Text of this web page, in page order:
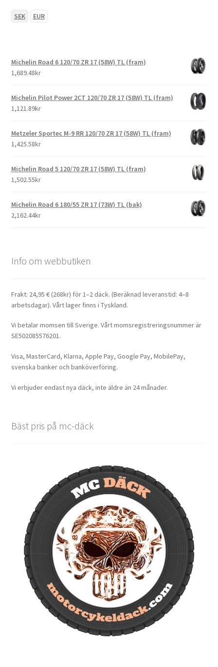
SEK EUR
Michelin Road 6 120/70 ZR 17 (58W) TL (fram)
1,689.48kr
Michelin Pilot Power 2CT 120/70 ZR 17 (58W) TL (fram)
1,121.89kr
Metzeler Sportec M-9 RR 120/70 ZR 17 (58W) TL (fram)
1,425.58kr
Michelin Road 5 120/70 ZR 17 (58W) TL (fram)
1,502.55kr
Michelin Road 6 180/55 ZR 17 (73W) TL (bak)
2,162.44kr
Info om webbutiken
Frakt: 24,95 € (268kr) för 1–2 däck. (Beräknad leveranstid: 4–8
arbetsdagar). Vårt lager finns i Tyskland.
Vi betalar momsen till Sverige. Vårt momsregistreringsnummer är
SE502085576201.
Visa, MasterCard, Klarna, Apple Pay, Google Pay, MobilePay,
svenska banker och banköverföring.
Vi erbjuder endast nya däck, inte äldre än 24 månader.
Bäst pris på mc-däck